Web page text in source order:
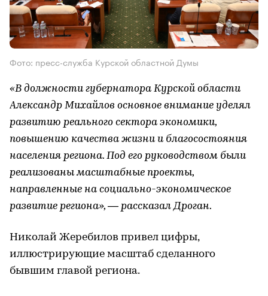
Фото: пресс-служба Курской областной Думы
«В должности губернатора Курской области
Александр Михайлов основное внимание уделял
развитию реального сектора экономики,
повышению качества жизни и благосостояния
населения региона. Под его руководством были
реализованы масштабные проекты,
направленные на социально-экономическое
развитие региона», — рассказал Дроган.
Николай Жеребилов привел цифры,
иллюстрирующие масштаб сделанного
бывшим главой региона.